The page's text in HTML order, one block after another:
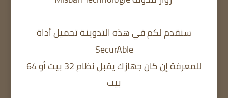
سنقدم لكم في هذه التدوينة تحميل أداة
SecurAble
للمعرفة إن كان جهازك يقبل نظام 32 بيت أو 64
بيت